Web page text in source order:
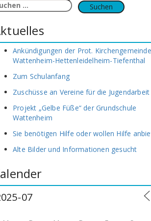
Ankündigungen der Prot. Kirchengemeinde
Wattenheim-Hettenleidelheim-Tiefenthal
Zum Schulanfang
Zuschüsse an Vereine für die Jugendarbeit
Projekt „Gelbe Füße“ der Grundschule
Wattenheim
Sie benötigen Hilfe oder wollen Hilfe
Alte Bilder und Informationen gesucht